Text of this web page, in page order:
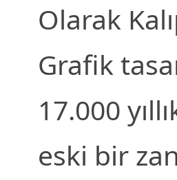
Olarak
Grafik
17.000
eski bir